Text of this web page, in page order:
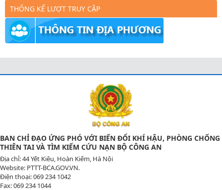
THỐNG KẾ LƯỢT TRUY CẬP
BAN CHỈ ĐẠO ỨNG PHÓ VỚI BIẾN ĐỔI KHÍ HẬU, PHÒNG CHỐNG
THIÊN TAI VÀ TÌM KIẾM CỨU NẠN BỘ CÔNG AN
Địa chỉ: 44 Yết Kiêu, Hoàn Kiếm, Hà Nội
Website: PTTT-BCA.GOV.VN.
Điện thoại: 069 234 1042
Fax: 069 234 1044